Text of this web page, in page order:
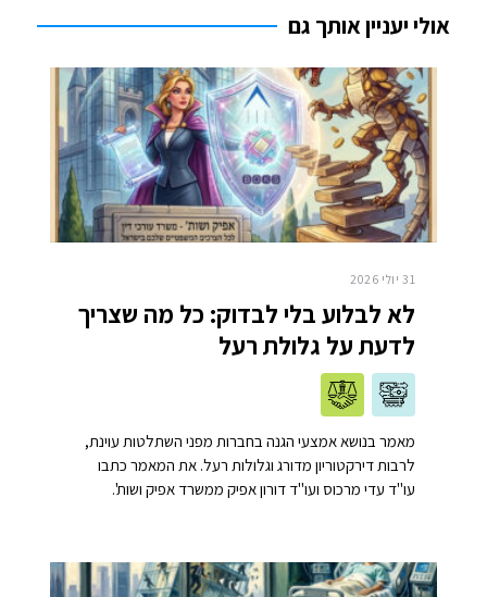
אולי יעניין אותך גם
31 יולי 2026
לא לבלוע בלי לבדוק: כל מה שצריך
לדעת על גלולת רעל
מאמר בנושא אמצעי הגנה בחברות מפני השתלטות עוינת,
לרבות דירקטוריון מדורג וגלולות רעל. את המאמר כתבו
עו"ד עדי מרכוס ועו"ד דורון אפיק ממשרד אפיק ושות'.